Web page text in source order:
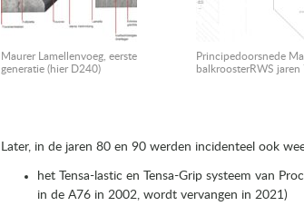
Maurer Lamellenvoeg, eerste
generatie (hier D240)
Principedoorsnede
balkroosterRWS jaren
Later, in de jaren 80 en 90 werden incidenteel ook
het Tensa-lastic en Tensa-Grip systeem van
in de A76 in 2002, wordt vervangen in 2021)